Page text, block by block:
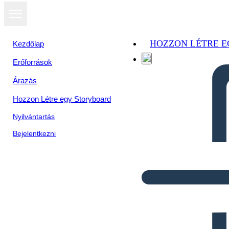
Kezdőlap
Erőforrások
Árazás
Hozzon Létre egy Storyboard
Nyilvántartás
Bejelentkezni
HOZZON LÉTRE